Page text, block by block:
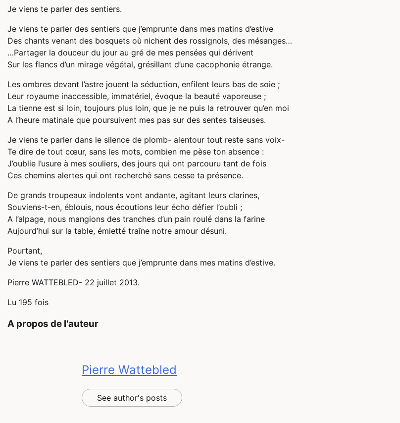
Je viens te parler des sentiers.
Je viens te parler des sentiers que j’emprunte dans mes matins d’estive
Des chants venant des bosquets où nichent des rossignols, des mésanges…
…Partager la douceur du jour au gré de mes pensées qui dérivent
Sur les flancs d’un mirage végétal, grésillant d’une cacophonie étrange.
Les ombres devant l’astre jouent la séduction, enfilent leurs bas de soie ;
Leur royaume inaccessible, immatériel, évoque la beauté vaporeuse ;
La tienne est si loin, toujours plus loin, que je ne puis la retrouver qu’en moi
A l’heure matinale que poursuivent mes pas sur des sentes taiseuses.
Je viens te parler dans le silence de plomb- alentour tout reste sans voix-
Te dire de tout cœur, sans les mots, combien me pèse ton absence :
J’oublie l’usure à mes souliers, des jours qui ont parcouru tant de fois
Ces chemins alertes qui ont recherché sans cesse ta présence.
De grands troupeaux indolents vont andante, agitant leurs clarines,
Souviens-t-en, éblouis, nous écoutions leur écho défier l’oubli ;
A l’alpage, nous mangions des tranches d’un pain roulé dans la farine
Aujourd’hui sur la table, émietté traîne notre amour désuni.
Pourtant,
Je viens te parler des sentiers que j’emprunte dans mes matins d’estive.
Pierre WATTEBLED- 22 juillet 2013.
Lu 195 fois
A propos de l'auteur
Pierre Wattebled
See author's posts